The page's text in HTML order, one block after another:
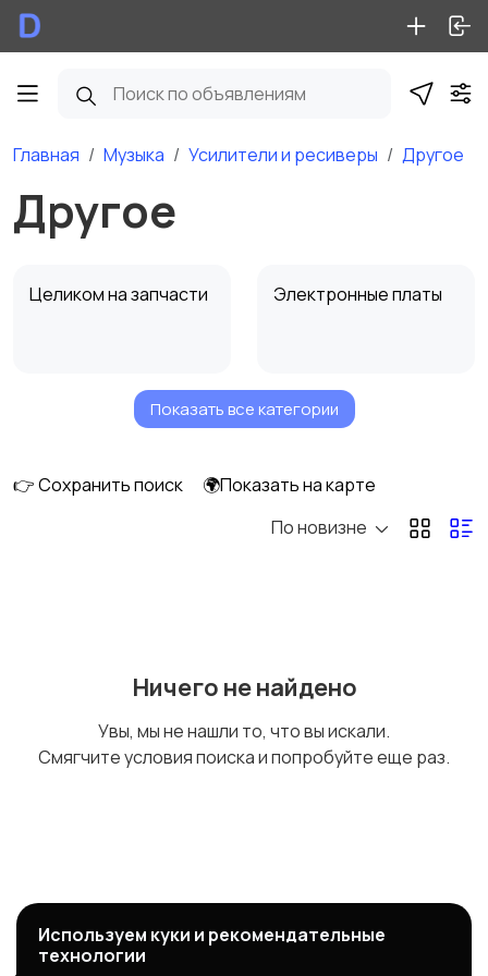
Главная Музыка Усилители и ресиверы Другое
Другое
Целиком на запчасти Электронные платы
Показать все категории
👉 Сохранить поиск
🌍Показать на карте
По новизне
Ничего не найдено
Увы, мы не нашли то, что вы искали.
Смягчите условия поиска и попробуйте еще раз.
Используем куки и рекомендательные
технологии